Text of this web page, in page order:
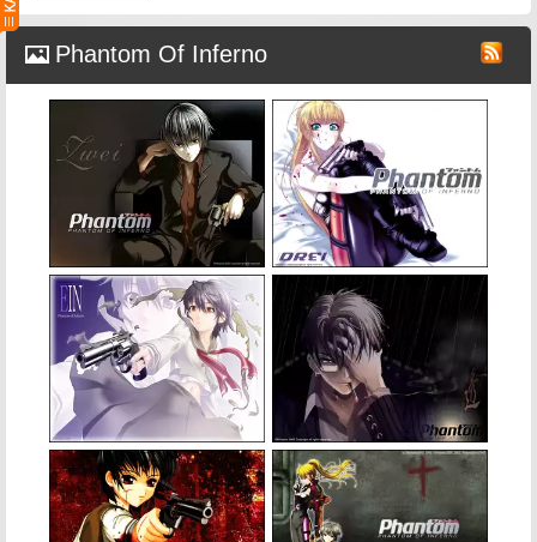
Phantom Of Inferno